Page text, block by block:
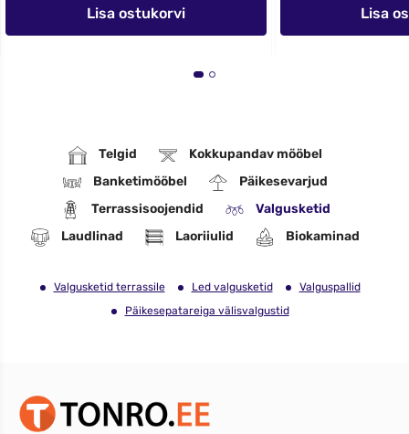
Lisa ostukorvi Lisa
Telgid
Kokkupandav mööbel
Banketimööbel
Päikesevarjud
Terrassisoojendid
Valgusketid
Laudlinad
Laoriiulid Biokaminad
Valgusketid terrassile Led valgusketid
Valguspallid
Päikesepatareiga välisvalgustid